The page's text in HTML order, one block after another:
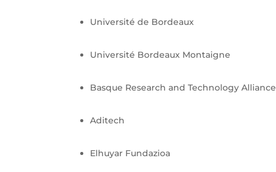
Université de Bordeaux
Université Bordeaux Montaigne
Basque Research and Technology Alliance
Aditech
Elhuyar Fundazioa